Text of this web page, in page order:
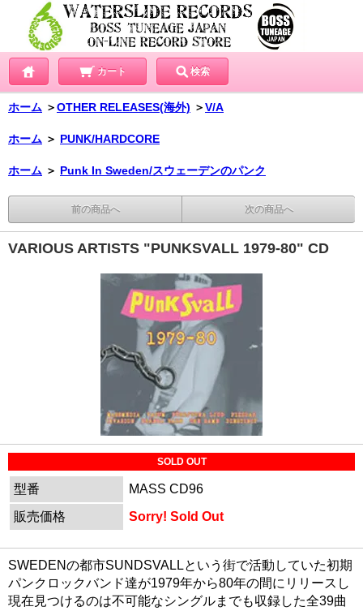
カート 検索
ホーム ＞OTHER RELEASES(海外) ＞V/A
ホーム ＞ PUNK/HARDCORE
ホーム ＞ Punk In Sweden/スウェーデンのパンク
前の商品へ 次の商品へ
VARIOUS ARTISTS "PUNKSVALL 1979-80" CD
SOLD OUT
型番
MASS CD96
販売価格
Sorry! Sold Out
SWEDENの都市SUNDSVALLという街で活動していた初期
パンクロックバンド達が1979年から80年の間にリリースし
現在見つけるのは不可能なシングルまでも収録した全39曲